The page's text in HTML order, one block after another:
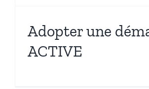
Adopter une
ACTIVE